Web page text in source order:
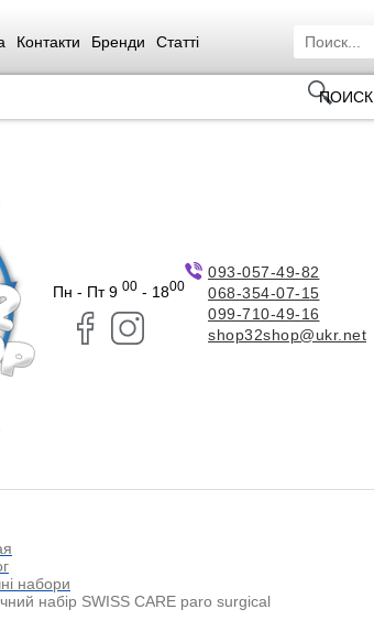
Контакти Бренди Статті
ПОИСК
Пн - Пт 9 00 - 1800
093-057-49-82
068-354-07-15
099-710-49-16
shop32shop@ukr.net
набори
набір SWISS CARE paro surgical